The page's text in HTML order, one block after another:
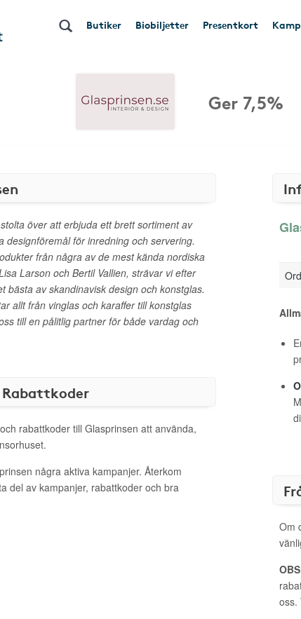
Butiker Biobiljetter Presentkort
Ger 7,5%
över att erbjuda ett brett sortiment av
designföremål för inredning och servering.
från några av de mest kända nordiska
Larson och Bertil Vallien, strävar vi efter
bästa av skandinavisk design och konstglas.
allt från vinglas och karaffer till konstglas
till en pålitlig partner för både vardag och
Rabattkoder
rabattkoder till Glasprinsen att använda,
några aktiva kampanjer. Återkom
del av kampanjer, rabattkoder och bra
Om
OBS
oss.